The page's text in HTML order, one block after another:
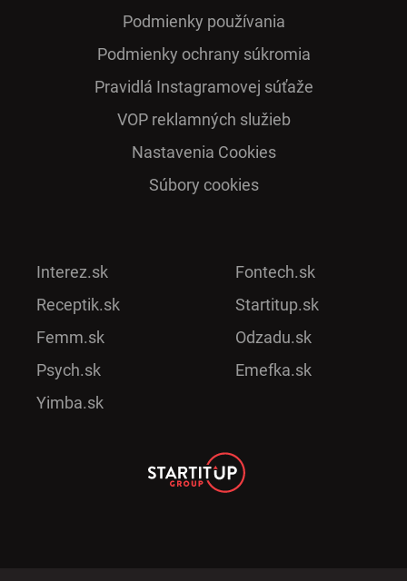
Podmienky používania
Podmienky ochrany súkromia
Pra­vidlá Ins­ta­gra­mo­vej sú­ťaže
VOP reklamných služieb
Nastavenia Cookies
Súbory cookies
Interez.sk
Receptik.sk
Femm.sk
Psych.sk
Yimba.sk
Fontech.sk
Startitup.sk
Odzadu.sk
Emefka.sk